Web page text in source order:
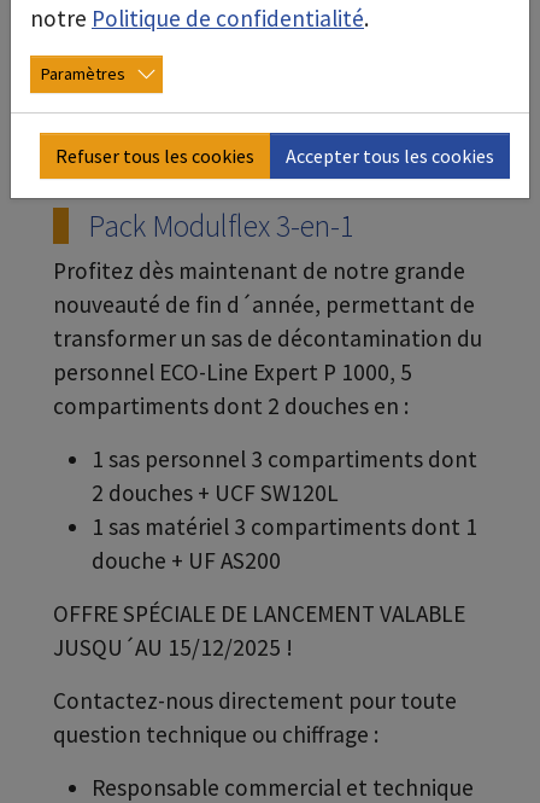
Pack Modulflex 3-en-1
Profitez dès maintenant de notre grande
nouveauté de fin d´année, permettant de
transformer un sas de décontamination du
personnel ECO-Line Expert P 1000, 5
compartiments dont 2 douches en :
1 sas personnel 3 compartiments dont
2 douches + UCF SW120L
1 sas matériel 3 compartiments dont 1
douche + UF AS200
OFFRE SPÉCIALE DE LANCEMENT VALABLE
JUSQU´AU 15/12/2025 !
Contactez-nous directement pour toute
question technique ou chiffrage :
Responsable commercial et technique
notre Politique de confidentialité.
Paramètres
Refuser tous les cookies Accepter tous les cookies